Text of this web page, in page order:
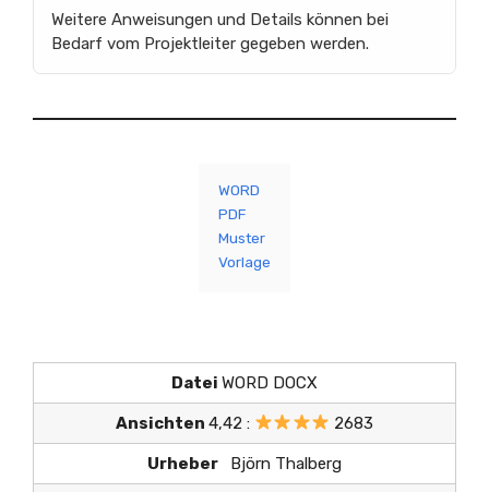
Weitere Anweisungen und Details können bei
Bedarf vom Projektleiter gegeben werden.
WORD
PDF
Muster
Vorlage
Datei WORD DOCX
Ansichten4,42 : 2683
Urheber Björn Thalberg